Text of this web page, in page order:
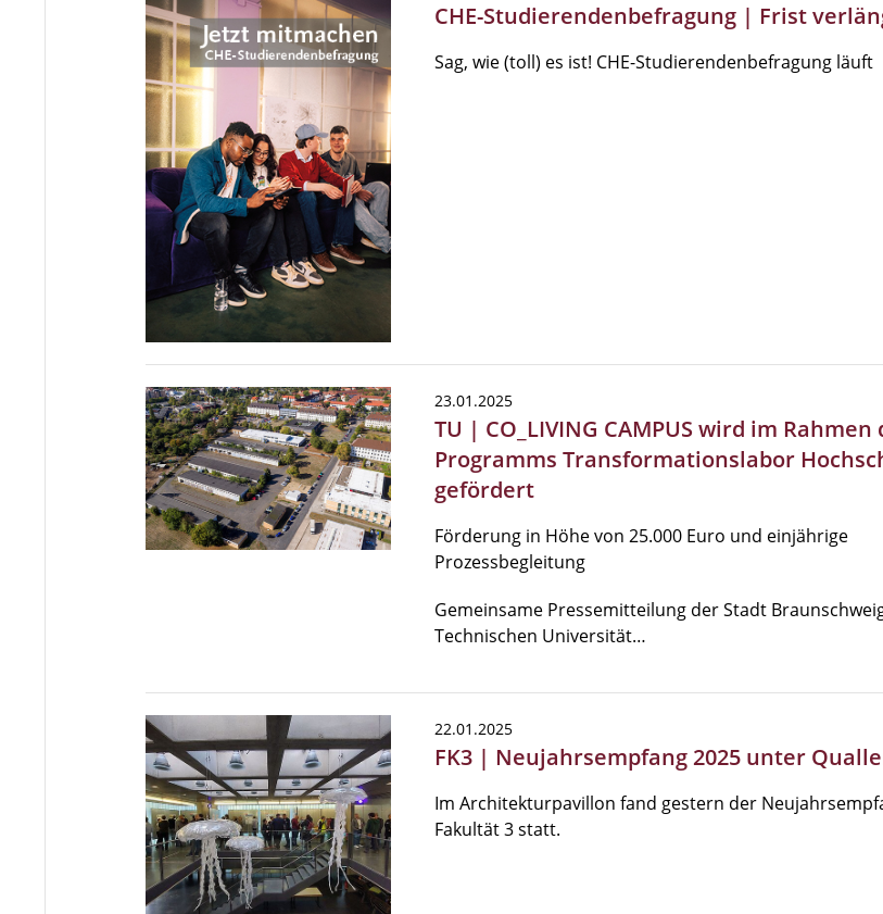
CHE-Studierendenbefragung | Frist
Sag, wie (toll) es ist! CHE-Studierendenbefragung läuft
23.01.2025
TU | CO_LIVING CAMPUS wird im Rahmen
Programms Transformationslabor
gefördert
Förderung in Höhe von 25.000 Euro und einjährige
Prozessbegleitung
Gemeinsame Pressemitteilung der Stadt
Technischen Universität…
22.01.2025
FK3 | Neujahrsempfang 2025 unter
Im Architekturpavillon fand gestern der
Fakultät 3 statt.